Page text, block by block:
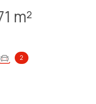
Maison 3 pièce(s) 2 chambre(s) 71 m²
2